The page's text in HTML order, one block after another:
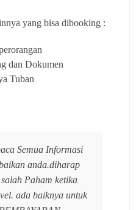
yang bisa dibooking :
dan Dokumen
Tuban
Semua Informasi
anda.diharap
Paham ketika
ada baiknya untuk